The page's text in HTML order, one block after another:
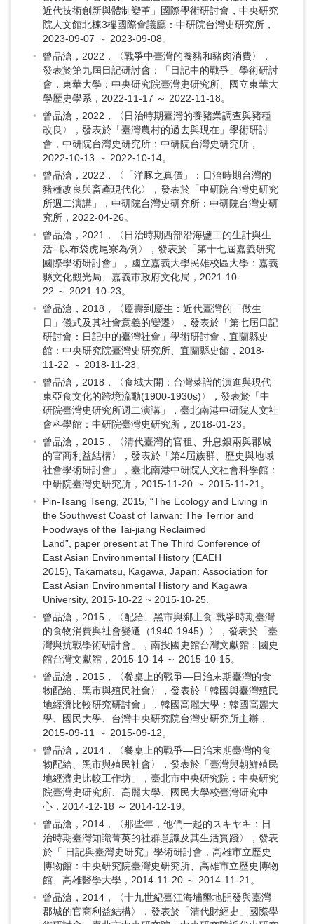
近代技術創新與體制變革」國際學術研討會，中央研究
院人文館北棟3樓國際會議廳：中研院台灣史研究所，
2023-09-07 ～ 2023-09-08。
曾品滄，2022，〈戰爭中臺灣的養豬和豬肉消費〉，
發表於第九屆日記研討會：「日記中的戰爭」學術研討
會，東華大學：中央研究院臺灣史研究所、國立東華大
學歷史學系，2022-11-17 ～ 2022-11-18。
曾品滄，2022，〈日治時期臺灣的養豬業調查與豬種
改良〉，發表於「臺灣農村的過去與現在」學術研討
會，中研院台灣史研究所：中研院台灣史研究所，
2022-10-13 ～ 2022-10-14。
曾品滄，2022，〈「洋豚之真價」：日治時期台灣的
豬種改良與畜產現代化〉，發表於「中研院台灣史研究
所週二演講」，中研院台灣史研究所：中研院台灣史研
究所，2022-04-26。
曾品滄，2021，〈日治時期西部沿海鹽工的生計與生
活--以布袋虎尾寮為例〉，發表於「第十七屆嘉義研究
國際學術研討會」，國立嘉義大學民雄校區大學：嘉義
縣文化觀光局、嘉義市政府文化局，2021-10-
22 ～ 2021-10-23。
曾品滄，2018，〈慶壽到慶生：近代臺灣的「做生
日」儀式及其社會意義的變遷〉，發表於「第七屆日記
研討會：日記中的臺灣社會」學術研討會，宜蘭縣史
館：中央研究院臺灣史研究所、宜蘭縣史館，2018-
11-22 ～ 2018-11-23。
曾品滄，2018，〈食域大開：台灣菜譜的演進與現代
東亞食文化的跨境流動(1900-1930s)〉，發表於「中
研院臺灣史研究所週二演講」，臺北南港中研院人文社
會科學館：中研院臺灣史研究所，2018-01-23。
曾品滄，2015，〈清代臺灣的官租、升息銀兩與郡城
的官商利益結構〉，發表於「第4屆族群、歷史與地域
社會學術研討會」，臺北南港中研院人文社會科學館：
中研院臺灣史研究所，2015-11-20 ～ 2015-11-21。
Pin-Tsang Tseng, 2015, “The Ecology and Living in
the Southwest Coast of Taiwan: The Terrior and
Foodways of the Tai-jiang Reclaimed
Land”, paper present at The Third Conference of
East Asian Environmental History (EAEH
2015), Takamatsu, Kagawa, Japan: Association for
East Asian Environmental History and Kagawa
University, 2015-10-22 ~ 2015-10-25.
曾品滄，2015，〈配給、黑市與鄉土食-戰爭時期臺灣
的食物消費與社會變遷（1940-1945）〉，發表於「臺
灣與抗戰學術研討會」，南投國史館台灣文獻館：國史
館台灣文獻館，2015-10-14 ～ 2015-10-15。
曾品滄，2015，〈餐桌上的戰爭—日治末期臺灣的食
物配給、黑市與殖民社會〉，發表於「韓國與臺灣殖民
地經濟比較研究研討會」，韓國高麗大學：韓國高麗大
學、國民大學、台灣中央研究院台灣史研究所主辦，
2015-09-11 ～ 2015-09-12。
曾品滄，2014，〈餐桌上的戰爭—日治末期臺灣的食
物配給、黑市與殖民社會〉，發表於「臺灣與朝鮮殖民
地經濟史比較工作坊」，臺北市中央研究院：中央研究
院臺灣史研究所、高麗大學、國民大學校臺灣研究中
心，2014-12-18 ～ 2014-12-19。
曾品滄，2014，〈那些年，他們一起的スキヤキ：日
治時期臺灣知識菁英的社群意識及其生活實踐〉，發表
於「 日記與臺灣史研究」學術研討會，高雄市立歷史
博物館：中央研究院臺灣史研究所、高雄市立歷史博物
館、高雄醫學大學，2014-11-20 ～ 2014-11-21。
曾品滄，2014，〈十九世紀臺江海埔墾地開發與臺灣
郡城的官商利益結構〉，發表於「清代財經史」國際學